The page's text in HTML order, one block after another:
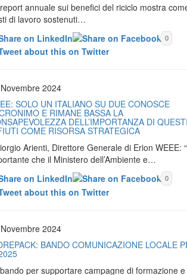
annuale sui benefici del riciclo mostra
di lavoro sostenuti…
0
2024
SOLO UN ITALIANO SU DUE CONOSCE
E RIMANE BASSA LA
DELL’IMPORTANZA DI QUESTI
COME RISORSA STRATEGICA
Arienti, Direttore Generale di Erion WEEE:
che il Ministero dell’Ambiente e…
0
2024
BANDO COMUNICAZIONE LOCALE
per supportare campagne di formazione e